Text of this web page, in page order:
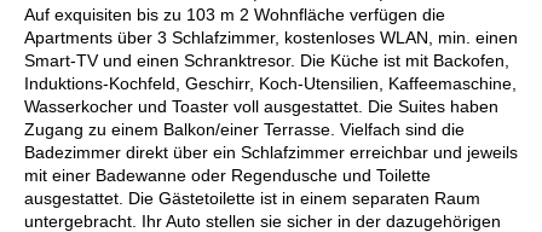
Auf exquisiten bis zu 103 m 2 Wohnfläche verfügen die
Apartments über 3 Schlafzimmer, kostenloses WLAN, min. einen
Smart-TV und einen Schranktresor. Die Küche ist mit Backofen,
Induktions-Kochfeld, Geschirr, Koch-Utensilien, Kaffeemaschine,
Wasserkocher und Toaster voll ausgestattet. Die Suites haben
Zugang zu einem Balkon/einer Terrasse. Vielfach sind die
Badezimmer direkt über ein Schlafzimmer erreichbar und jeweils
mit einer Badewanne oder Regendusche und Toilette
ausgestattet. Die Gästetoilette ist in einem separaten Raum
untergebracht. Ihr Auto stellen sie sicher in der dazugehörigen